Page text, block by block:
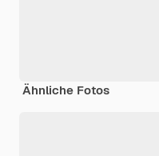
Ähnliche Fotos